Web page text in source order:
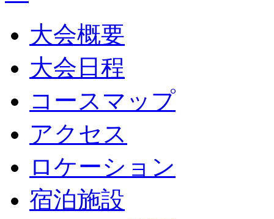
大会概要
大会日程
コースマップ
アクセス
ロケーション
宿泊施設